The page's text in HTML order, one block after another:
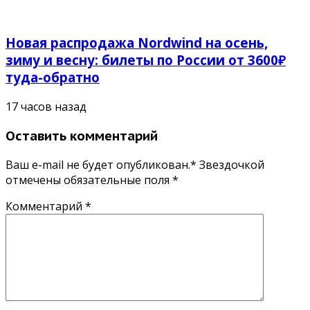
Новая распродажа Nordwind на осень,
зиму и весну: билеты по России от 3600₽
туда-обратно
17 часов назад
Оставить комментарий
Ваш e-mail не будет опубликован.* Звездочкой
отмечены обязательные поля *
Комментарий *